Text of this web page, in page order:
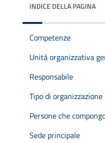
INDICE DELLA PAGINA
Competenze
Unità organizzativa
Responsabile
Tipo di organizzazione
Persone che
Sede principale